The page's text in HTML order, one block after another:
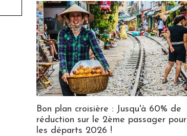
Bon plan croisière : Jusqu'à 60% de
réduction sur le 2ème passager pour
les départs 2026 !